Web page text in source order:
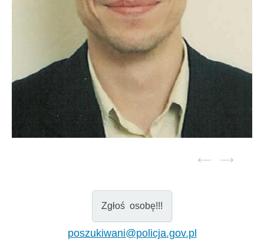
Zgłoś osobę!!!
poszukiwani@policja.gov.pl